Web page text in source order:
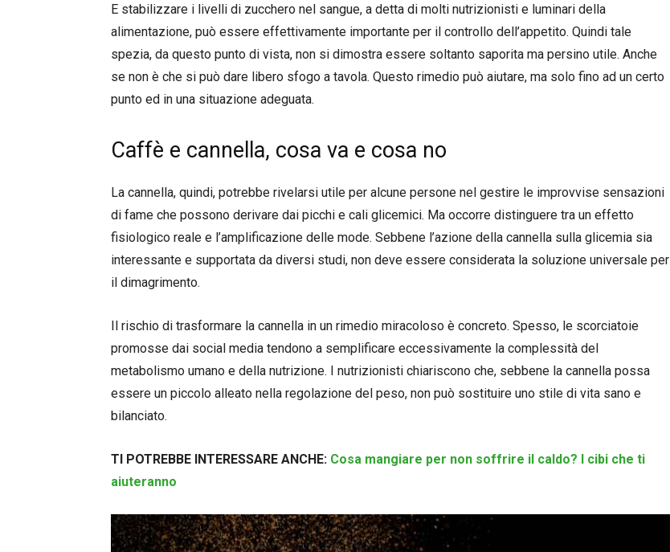
E stabilizzare i livelli di zucchero nel sangue, a detta di molti nutrizionisti e luminari della
alimentazione, può essere effettivamente importante per il controllo dell’appetito. Quindi tale
spezia, da questo punto di vista, non si dimostra essere soltanto saporita ma persino utile. Anche
se non è che si può dare libero sfogo a tavola. Questo rimedio può aiutare, ma solo fino ad un certo
punto ed in una situazione adeguata.
Caffè e cannella, cosa va e cosa no
La cannella, quindi, potrebbe rivelarsi utile per alcune persone nel gestire le improvvise sensazioni
di fame che possono derivare dai picchi e cali glicemici. Ma occorre distinguere tra un effetto
fisiologico reale e l’amplificazione delle mode. Sebbene l’azione della cannella sulla glicemia sia
interessante e supportata da diversi studi, non deve essere considerata la soluzione universale per
il dimagrimento.
Il rischio di trasformare la cannella in un rimedio miracoloso è concreto. Spesso, le scorciatoie
promosse dai social media tendono a semplificare eccessivamente la complessità del
metabolismo umano e della nutrizione. I nutrizionisti chiariscono che, sebbene la cannella possa
essere un piccolo alleato nella regolazione del peso, non può sostituire uno stile di vita sano e
bilanciato.
TI POTREBBE INTERESSARE ANCHE: Cosa mangiare per non soffrire il caldo? I cibi che ti
aiuteranno